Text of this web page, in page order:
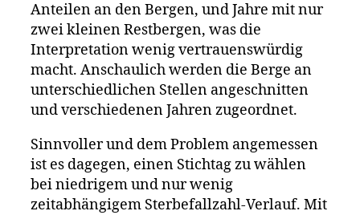
Anteilen an den Bergen, und Jahre mit nur
zwei kleinen Restbergen, was die
Interpretation wenig vertrauenswürdig
macht. Anschaulich werden die Berge an
unterschiedlichen Stellen angeschnitten
und verschiedenen Jahren zugeordnet.
Sinnvoller und dem Problem angemessen
ist es dagegen, einen Stichtag zu wählen
bei niedrigem und nur wenig
zeitabhängigem Sterbefallzahl-Verlauf. Mit